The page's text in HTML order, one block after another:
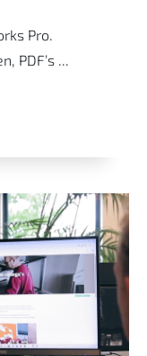
Pro.
PDF’s ...